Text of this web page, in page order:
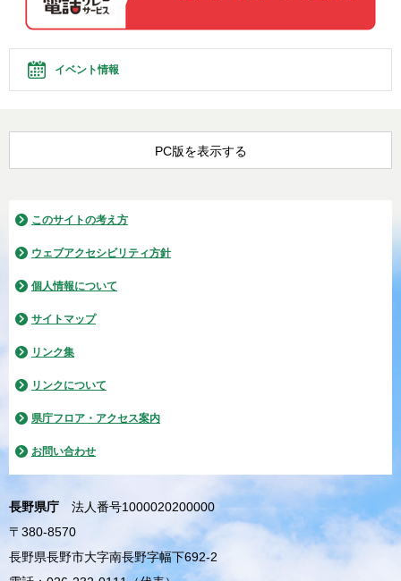
イベント情報
PC版を表示する
このサイトの考え方
ウェブアクセシビリティ方針
個人情報について
サイトマップ
リンク集
リンクについて
県庁フロア・アクセス案内
お問い合わせ
長野県庁
法人番号1000020200000
〒380-8570
長野県長野市大字南長野字幅下692-2